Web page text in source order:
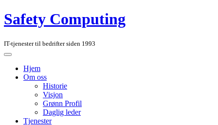
Safety Computing
IT-tjenester til bedrifter siden 1993
Hjem
Om oss
Historie
Visjon
Grønn Profil
Daglig leder
Tjenester